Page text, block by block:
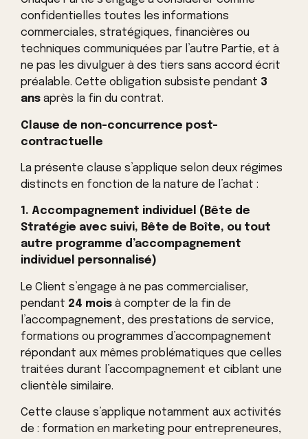
confidentielles toutes les informations
commerciales, stratégiques, financières ou
techniques communiquées par l’autre Partie, et à
ne pas les divulguer à des tiers sans accord écrit
préalable. Cette obligation subsiste pendant 3
ans après la fin du contrat.
Clause de non-concurrence post-
contractuelle
La présente clause s’applique selon deux régimes
distincts en fonction de la nature de l’achat :
1. Accompagnement individuel (Bête de
Stratégie avec suivi, Bête de Boîte, ou tout
autre programme d’accompagnement
individuel personnalisé)
Le Client s’engage à ne pas commercialiser,
pendant 24 mois à compter de la fin de
l’accompagnement, des prestations de service,
formations ou programmes d’accompagnement
répondant aux mêmes problématiques que celles
traitées durant l’accompagnement et ciblant une
clientèle similaire.
Cette clause s’applique notamment aux activités
de : formation en marketing pour entrepreneures,